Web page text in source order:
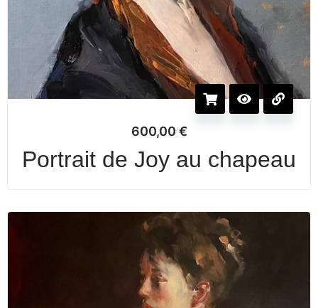
600,00 €
Portrait de Joy au chapeau